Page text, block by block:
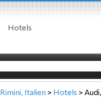
Hotels
Rimini, Italien > Hotels >